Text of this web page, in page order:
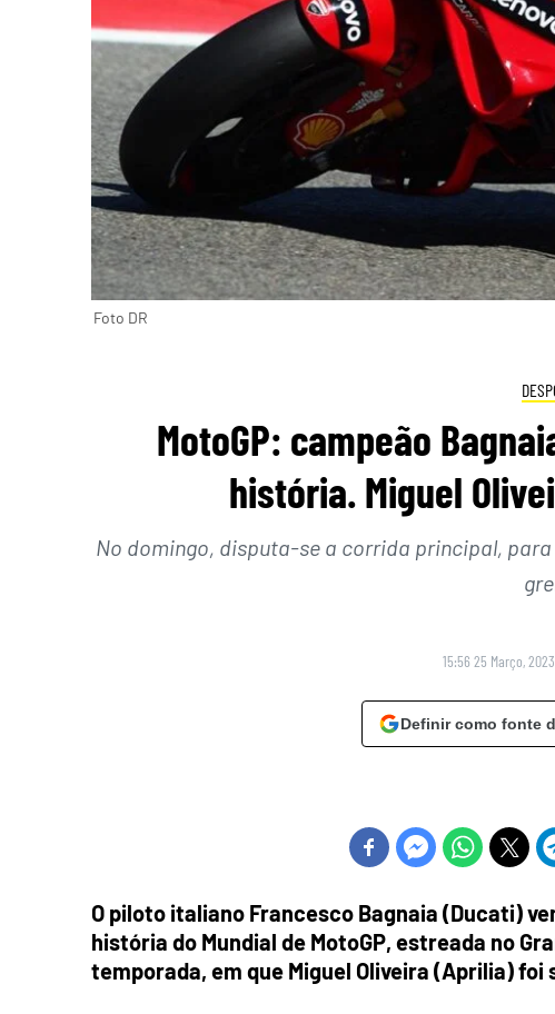
Foto DR
MotoGP: campeão
história. Miguel
No domingo, disputa-se a corrida principal,
15:56 25 Março, 2023
Definir como fonte
O piloto italiano Francesco Bagnaia (Ducati)
história do Mundial de MotoGP, estreada no
temporada, em que Miguel Oliveira (Aprilia) foi